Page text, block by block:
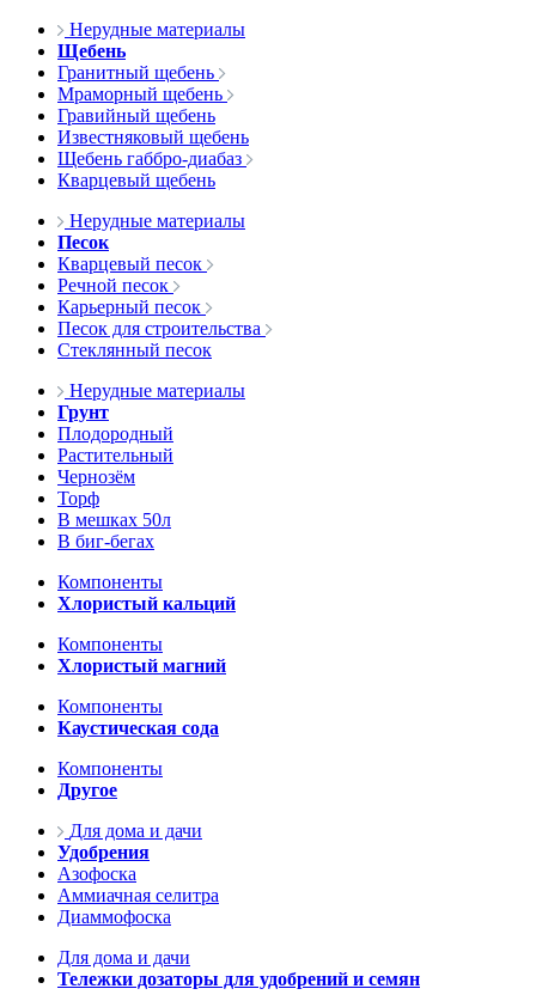
Нерудные материалы
Щебень
Гранитный щебень
Мраморный щебень
Гравийный щебень
Известняковый щебень
Щебень габбро-диабаз
Кварцевый щебень
Нерудные материалы
Песок
Кварцевый песок
Речной песок
Карьерный песок
Песок для строительства
Стеклянный песок
Нерудные материалы
Грунт
Плодородный
Растительный
Чернозём
Торф
В мешках 50л
В биг-бегах
Компоненты
Хлористый кальций
Компоненты
Хлористый магний
Компоненты
Каустическая сода
Компоненты
Другое
Для дома и дачи
Удобрения
Азофоска
Аммиачная селитра
Диаммофоска
Для дома и дачи
Тележки дозаторы для удобрений и семян